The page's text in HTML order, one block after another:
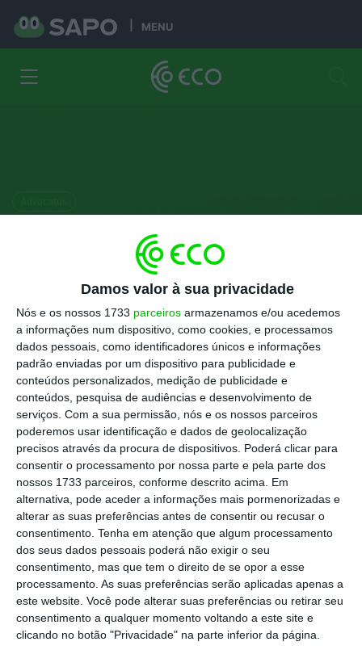
Damos valor à sua privacidade
Nós e os nossos 1733 parceiros armazenamos e/ou acedemos
a informações num dispositivo, como cookies, e processamos
dados pessoais, como identificadores únicos e informações
padrão enviadas por um dispositivo para publicidade e
conteúdos personalizados, medição de publicidade e
conteúdos, pesquisa de audiências e desenvolvimento de
serviços. Com a sua permissão, nós e os nossos parceiros
poderemos usar identificação e dados de geolocalização
precisos através da procura de dispositivos. Poderá clicar para
consentir o processamento por nossa parte e pela parte dos
nossos 1733 parceiros, conforme descrito acima. Em
alternativa, pode aceder a informações mais pormenorizadas e
alterar as suas preferências antes de consentir ou recusar o
consentimento. Tenha em atenção que algum processamento
dos seus dados pessoais poderá não exigir o seu
consentimento, mas que tem o direito de se opor a esse
processamento. As suas preferências serão aplicadas apenas a
este website. Você pode alterar suas preferências ou retirar seu
consentimento a qualquer momento voltando a este site e
clicando no botão "Privacidade" na parte inferior da página.
MENU
Tribunal de Contas chumba
menos de 1% dos vistos
prévios, como diz o Governo?
Filipa Ambrósio de Sousa
21 Maio 2026
E nos anos anteriores?
2 de 6
Em 2020, o TdC avaliou cerca de 1.500 contratos,
recusando 26 — o equivalente a 1,73% do total. Nos
anos seguintes, a taxa manteve-se estável e sempre
abaixo desse valor. Em 2021, foram analisados 2.131
procedimentos e recusados 27 (1,27%); em 2022, 1.805
processos foram submetidos e 22 rejeitados (1,22%); e
em 2023, perante 2.004 processos fiscalizados, o